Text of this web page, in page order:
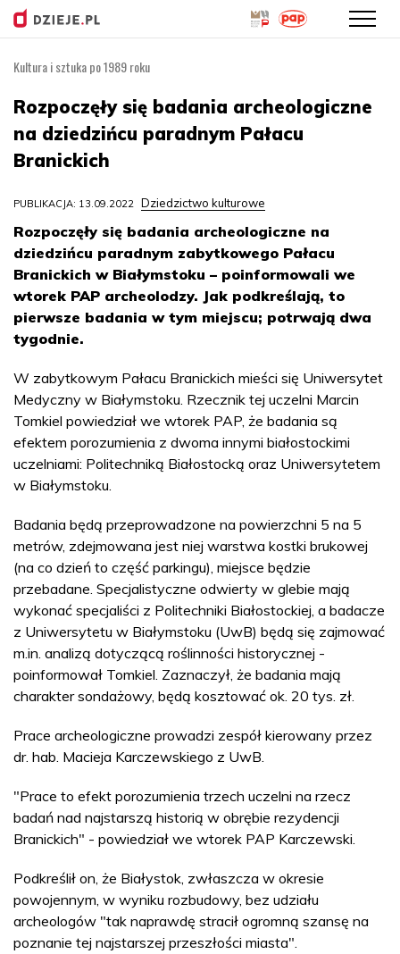
treści
Kultura i sztuka po 1989 roku
Rozpoczęły się badania archeologiczne
na dziedzińcu paradnym Pałacu
Branickich
PUBLIKACJA: 13.09.2022 Dziedzictwo kulturowe
Rozpoczęły się badania archeologiczne na
dziedzińcu paradnym zabytkowego Pałacu
Branickich w Białymstoku – poinformowali we
wtorek PAP archeolodzy. Jak podkreślają, to
pierwsze badania w tym miejscu; potrwają dwa
tygodnie.
W zabytkowym Pałacu Branickich mieści się Uniwersytet
Medyczny w Białymstoku. Rzecznik tej uczelni Marcin
Tomkiel powiedział we wtorek PAP, że badania są
efektem porozumienia z dwoma innymi białostockimi
uczelniami: Politechniką Białostocką oraz Uniwersytetem
w Białymstoku.
Badania będą przeprowadzone na powierzchni 5 na 5
metrów, zdejmowana jest niej warstwa kostki brukowej
(na co dzień to część parkingu), miejsce będzie
przebadane. Specjalistyczne odwierty w glebie mają
wykonać specjaliści z Politechniki Białostockiej, a badacze
z Uniwersytetu w Białymstoku (UwB) będą się zajmować
m.in. analizą dotyczącą roślinności historycznej -
poinformował Tomkiel. Zaznaczył, że badania mają
charakter sondażowy, będą kosztować ok. 20 tys. zł.
Prace archeologiczne prowadzi zespół kierowany przez
dr. hab. Macieja Karczewskiego z UwB.
"Prace to efekt porozumienia trzech uczelni na rzecz
badań nad najstarszą historią w obrębie rezydencji
Branickich" - powiedział we wtorek PAP Karczewski.
Podkreślił on, że Białystok, zwłaszcza w okresie
powojennym, w wyniku rozbudowy, bez udziału
archeologów "tak naprawdę stracił ogromną szansę na
poznanie tej najstarszej przeszłości miasta".